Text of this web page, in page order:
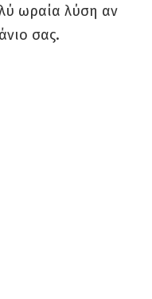
ωραία λύση αν
σας.